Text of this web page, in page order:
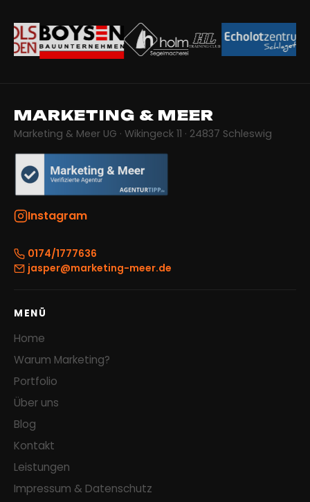
MARKETING & MEER
Marketing & Meer UG · Wikingeck 11 · 24837 Schleswig
Instagram
0174/1777636
jasper@marketing-meer.de
MENÜ
Home
Warum Marketing?
Portfolio
Über uns
Blog
Kontakt
Leistungen
Impressum & Datenschutz